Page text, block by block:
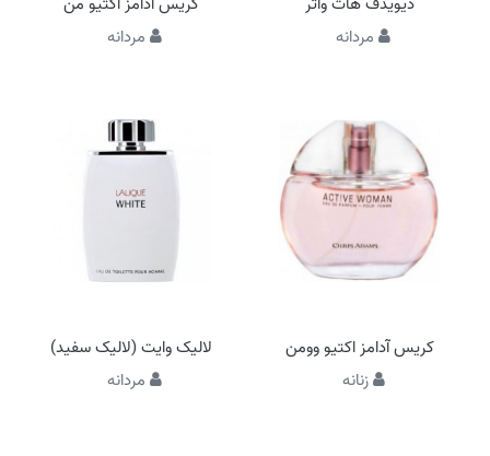
مردانه
مردانه
کریس آدامز اکتیو وومن
زنانه
لالیک وایت (لالیک سفید)
مردانه